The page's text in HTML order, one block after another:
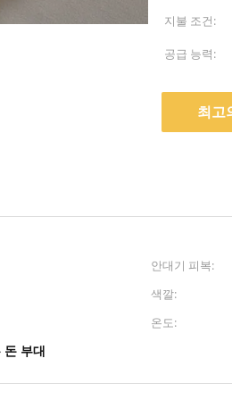
지불 조건:
공급 능력:
최고
안대기 피복:
색깔:
온도:
돈 부대